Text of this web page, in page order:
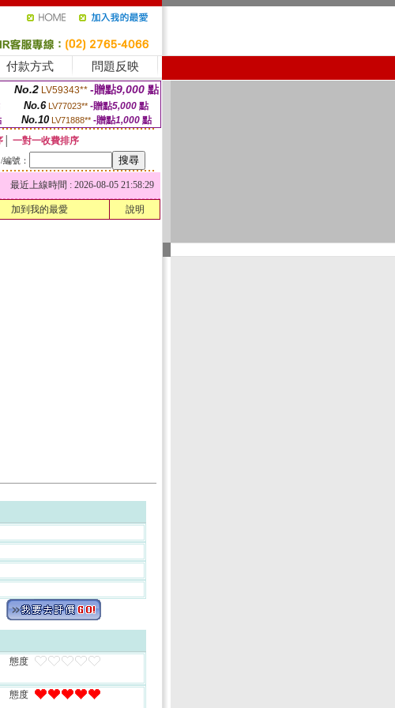
付款方式 問題反映
No.2 LV59343** -贈點9,000 點
No.6 LV77023** -贈點5,000點
No.10 LV71888** -贈點1,000 點
一對一收費排序
號：
最近上線時間 : 2026-08-05 21:58:29
加到我的最愛 說明
態度
態度